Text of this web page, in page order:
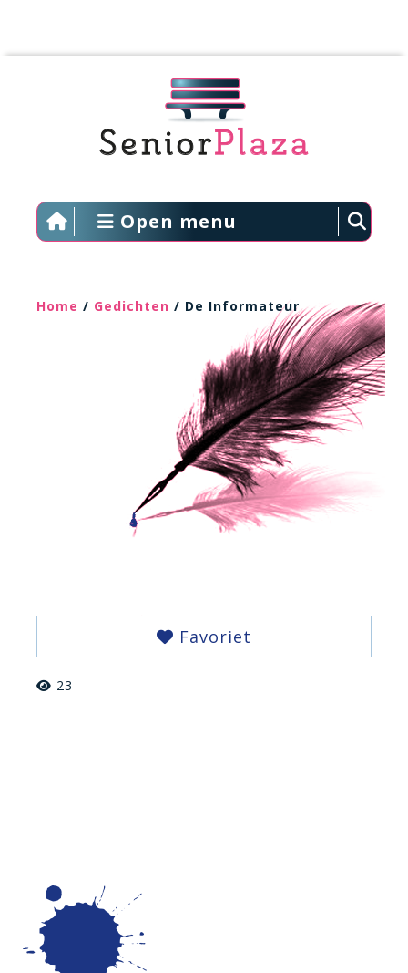
Open menu
Home / Gedichten / De Informateur
Favoriet
23